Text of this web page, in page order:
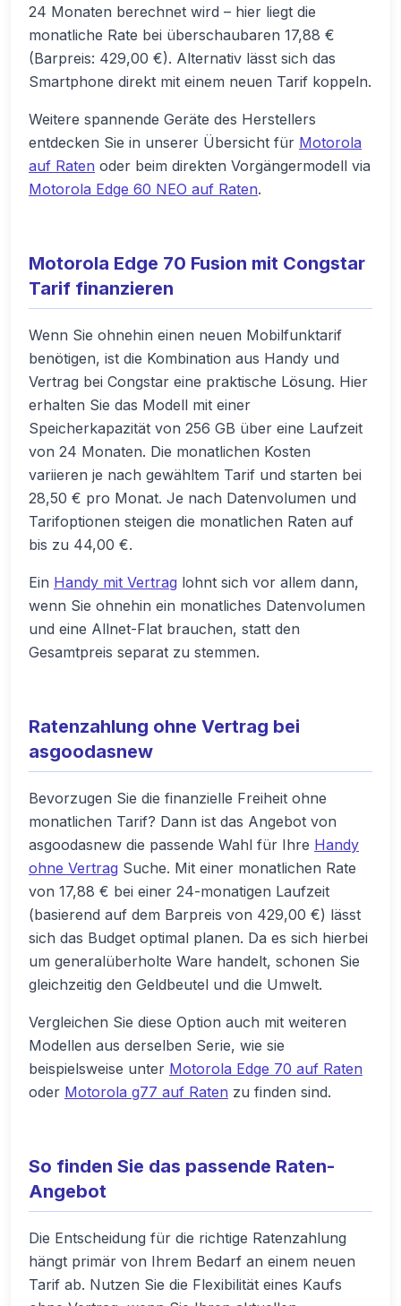
24 Monaten berechnet wird – hier liegt die
monatliche Rate bei überschaubaren 17,88 €
(Barpreis: 429,00 €). Alternativ lässt sich das
Smartphone direkt mit einem neuen Tarif koppeln.
Weitere spannende Geräte des Herstellers
entdecken Sie in unserer Übersicht für Motorola
auf Raten oder beim direkten Vorgängermodell via
Motorola Edge 60 NEO auf Raten.
Motorola Edge 70 Fusion mit Congstar
Tarif finanzieren
Wenn Sie ohnehin einen neuen Mobilfunktarif
benötigen, ist die Kombination aus Handy und
Vertrag bei Congstar eine praktische Lösung. Hier
erhalten Sie das Modell mit einer
Speicherkapazität von 256 GB über eine Laufzeit
von 24 Monaten. Die monatlichen Kosten
variieren je nach gewähltem Tarif und starten bei
28,50 € pro Monat. Je nach Datenvolumen und
Tarifoptionen steigen die monatlichen Raten auf
bis zu 44,00 €.
Ein Handy mit Vertrag lohnt sich vor allem dann,
wenn Sie ohnehin ein monatliches Datenvolumen
und eine Allnet-Flat brauchen, statt den
Gesamtpreis separat zu stemmen.
Ratenzahlung ohne Vertrag bei
asgoodasnew
Bevorzugen Sie die finanzielle Freiheit ohne
monatlichen Tarif? Dann ist das Angebot von
asgoodasnew die passende Wahl für Ihre Handy
ohne Vertrag Suche. Mit einer monatlichen Rate
von 17,88 € bei einer 24-monatigen Laufzeit
(basierend auf dem Barpreis von 429,00 €) lässt
sich das Budget optimal planen. Da es sich hierbei
um generalüberholte Ware handelt, schonen Sie
gleichzeitig den Geldbeutel und die Umwelt.
Vergleichen Sie diese Option auch mit weiteren
Modellen aus derselben Serie, wie sie
beispielsweise unter Motorola Edge 70 auf Raten
oder Motorola g77 auf Raten zu finden sind.
So finden Sie das passende Raten-
Angebot
Die Entscheidung für die richtige Ratenzahlung
hängt primär von Ihrem Bedarf an einem neuen
Tarif ab. Nutzen Sie die Flexibilität eines Kaufs